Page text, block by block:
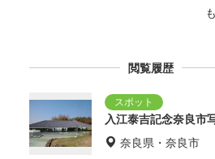
閲覧履歴
入江泰吉記念奈良市
奈良県・奈良市